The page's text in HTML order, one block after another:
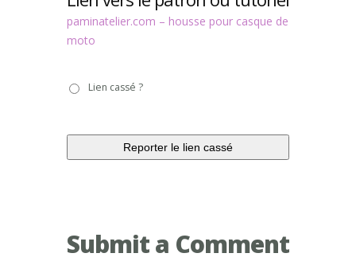
paminatelier.com – housse pour casque de
moto
casséLien cassé ?
Submit a Comment